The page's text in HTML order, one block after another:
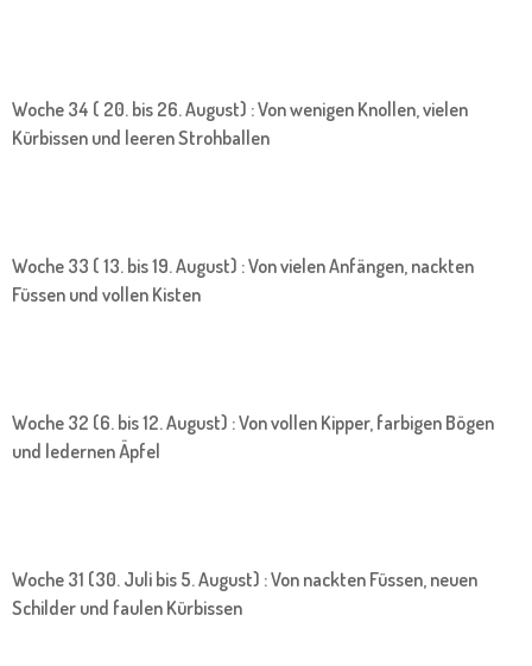
Woche 34 ( 20. bis 26. August) : Von wenigen Knollen, vielen
Kürbissen und leeren Strohballen
Woche 33 ( 13. bis 19. August) : Von vielen Anfängen, nackten
Füssen und vollen Kisten
Woche 32 (6. bis 12. August) : Von vollen Kipper, farbigen Bögen
und ledernen Äpfel
Woche 31 (30. Juli bis 5. August) : Von nackten Füssen, neuen
Schilder und faulen Kürbissen